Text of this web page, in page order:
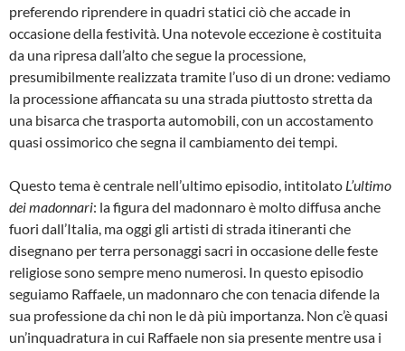
preferendo riprendere in quadri statici ciò che accade in
occasione della festività. Una notevole eccezione è costituita
da una ripresa dall’alto che segue la processione,
presumibilmente realizzata tramite l’uso di un drone: vediamo
la processione affiancata su una strada piuttosto stretta da
una bisarca che trasporta automobili, con un accostamento
quasi ossimorico che segna il cambiamento dei tempi.
Questo tema è centrale nell’ultimo episodio, intitolato L’ultimo
dei madonnari: la figura del madonnaro è molto diffusa anche
fuori dall’Italia, ma oggi gli artisti di strada itineranti che
disegnano per terra personaggi sacri in occasione delle feste
religiose sono sempre meno numerosi. In questo episodio
seguiamo Raffaele, un madonnaro che con tenacia difende la
sua professione da chi non le dà più importanza. Non c’è quasi
un’inquadratura in cui Raffaele non sia presente mentre usa i